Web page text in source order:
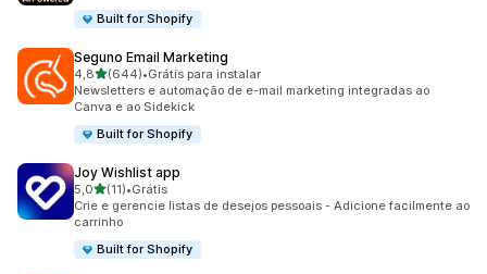
Built for Shopify
Seguno Email Marketing
4,8de 5 estrelas
(644)
644 avaliações ao todo
•Grátis para instalar
Newsletters e automação de e-mail marketing integradas ao
Canva e ao Sidekick
Built for Shopify
Joy Wishlist app
5,0de 5 estrelas
(11)
11 avaliações ao todo
•Grátis
Crie e gerencie listas de desejos pessoais - Adicione facilmente ao
carrinho
Built for Shopify